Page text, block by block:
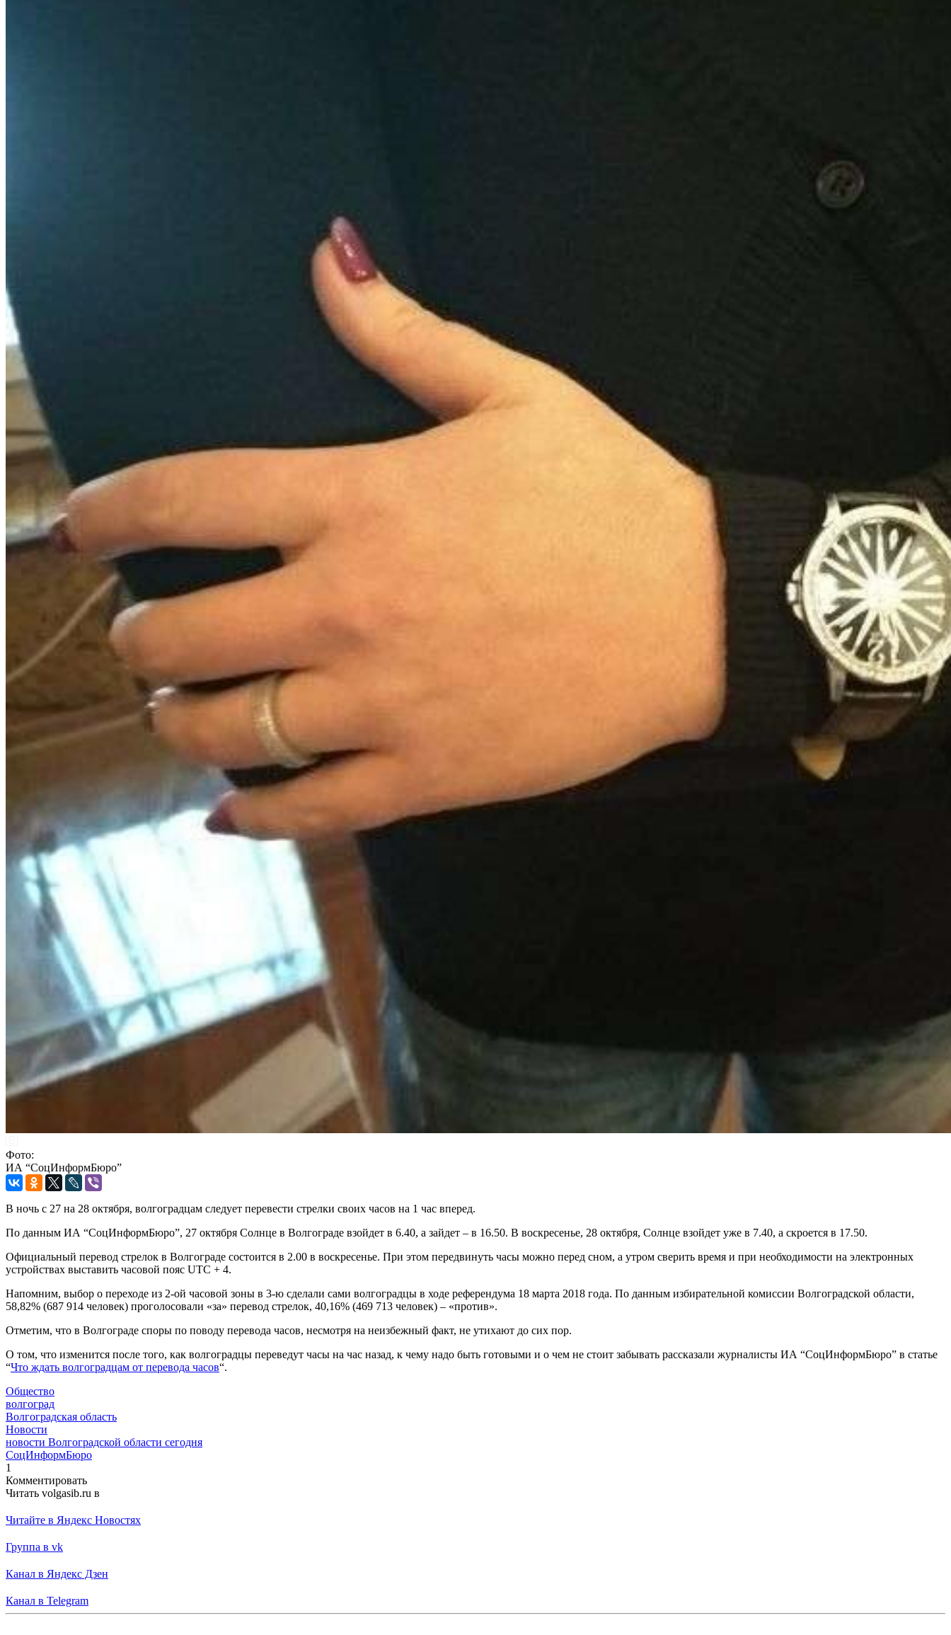
Фото:
ИА “СоцИнформБюро”
В ночь с 27 на 28 октября, волгоградцам следует перевести стрелки своих часов на 1 час вперед.
По данным ИА “СоцИнформБюро”, 27 октября Солнце в Волгограде взойдет в 6.40, а зайдет – в 16.50. В воскресенье, 28 октября, Солнце взойдет уже в 7.40, а скроется в 17.50.
Официальный перевод стрелок в Волгограде состоится в 2.00 в воскресенье. При этом передвинуть часы можно перед сном, а утром сверить время и при необходимости на электронных
устройствах выставить часовой пояс UTC + 4.
Напомним, выбор о переходе из 2-ой часовой зоны в 3-ю сделали сами волгоградцы в ходе референдума 18 марта 2018 года. По данным избирательной комиссии Волгоградской области,
58,82% (687 914 человек) проголосовали «за» перевод стрелок, 40,16% (469 713 человек) – «против».
Отметим, что в Волгограде споры по поводу перевода часов, несмотря на неизбежный факт, не утихают до сих пор.
О том, что изменится после того, как волгоградцы переведут часы на час назад, к чему надо быть готовыми и о чем не стоит забывать рассказали журналисты ИА “СоцИнформБюро” в статье
“Что ждать волгоградцам от перевода часов“.
Общество
волгоград
Волгоградская область
Новости
новости Волгоградской области сегодня
СоцИнформБюро
1
Комментировать
Читать volgasib.ru в
Читайте в Яндекс Новостях
Группа в vk
Канал в Яндекс Дзен
Канал в Telegram